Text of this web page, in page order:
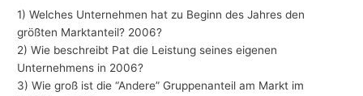
1) Welches Unternehmen hat zu Beginn des Jahres den
größten Marktanteil? 2006?
2) Wie beschreibt Pat die Leistung seines eigenen
Unternehmens in 2006?
3) Wie groß ist die “Andere” Gruppenanteil am Markt im